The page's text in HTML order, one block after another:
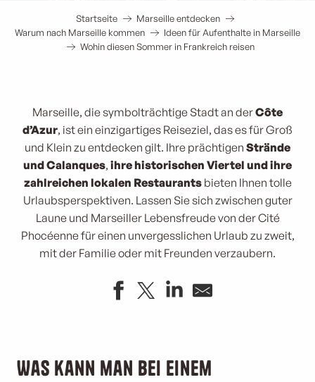
Startseite
Marseille entdecken
Warum nach Marseille kommen
Ideen für Aufenthalte in Marseille
Wohin diesen Sommer in Frankreich reisen
Marseille, die symbolträchtige Stadt an derCôte
d’Azur, ist ein einzigartiges Reiseziel, das es für Groß
und Klein zu entdecken gilt. Ihre prächtigen Strände
und Calanques, ihre historischen Viertel und ihre
zahlreichen lokalen Restaurants bieten Ihnen tolle
Urlaubsperspektiven. Lassen Sie sich zwischen guter
Laune und Marseiller Lebensfreude von der Cité
Phocéenne für einen unvergesslichen Urlaub zu zweit,
mit der Familie oder mit Freunden verzaubern.
Was kann man bei einem